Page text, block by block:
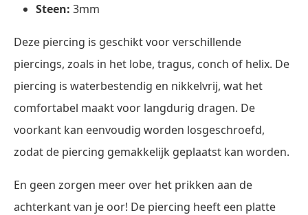
Steen: 3mm
Deze piercing is geschikt voor verschillende
piercings, zoals in het lobe, tragus, conch of helix. De
piercing is waterbestendig en nikkelvrij, wat het
comfortabel maakt voor langdurig dragen. De
voorkant kan eenvoudig worden losgeschroefd,
zodat de piercing gemakkelijk geplaatst kan worden.
En geen zorgen meer over het prikken aan de
achterkant van je oor! De piercing heeft een platte